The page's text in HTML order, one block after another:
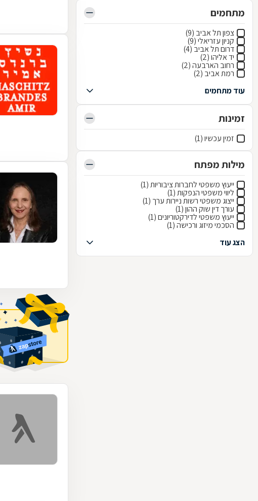
מתחמים
צפון תל אביב (9)
קניון עזריאלי (9)
דרום תל אביב (4)
יד אליהו (2)
רחוב הארבעה (2)
רמת אביב (2)
עוד מתחמים
זמינות
זמין עכשיו (1)
מילות מפתח
ייעוץ משפטי לחברות ציבוריות (1)
ליווי משפטי הנפקות (1)
ייצוג משפטי רשות ניירות ערך (1)
עורך דין שוק ההון (1)
ייעוץ משפטי לדירקטוריונים (1)
הסכמי מיזוג ורכישה (1)
הצג עוד